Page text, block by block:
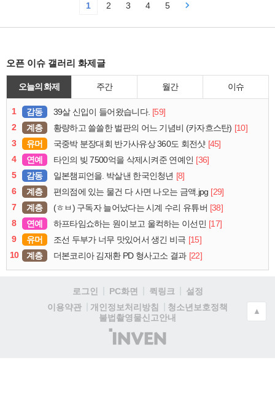
1 2 3 4 5
오픈 이슈 갤러리 화제글
오늘의 화제 주간 월간 이슈
1 감동 39살 신입이 들어왔습니다. [59]
2
계층 황량하고 쓸쓸한 벌판의 어느 기념비 (카자흐스탄) [10]
3
유머 국중박 분장대회 반가사유상 360도 회전샷 [45]
4
연예 타인의 빚 7500억을 삭제시켜준 연예인 [36]
5
감동 일본챔피언을. 박살낸 한국인청년 [8]
6
계층 편의점에 있는 물건 다 사면 나오는 금액.jpg [29]
7
계층 (ㅎㅂ) 구독자 늘어났다는 시계 수리 유튜버 [38]
8
연예 하프타임쇼하는 원이보고 울컥하는 이선민 [17]
9
유머 조선 두부가 너무 맛있어서 생긴 비극 [15]
10
계층 더본코리아 김재환 PD 형사고소 결과 [22]
로그인 PC화면 퀵링크
설정
이용약관
개인정보처리방침
청소년보호정책
불법촬영물신고안내
(주)
인
▲